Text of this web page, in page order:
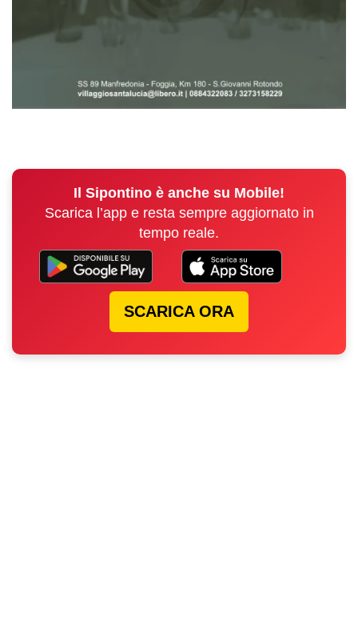
Il Sipontino è anche su Mobile!
Scarica l’app e resta sempre aggiornato in
tempo reale.
SCARICA ORA